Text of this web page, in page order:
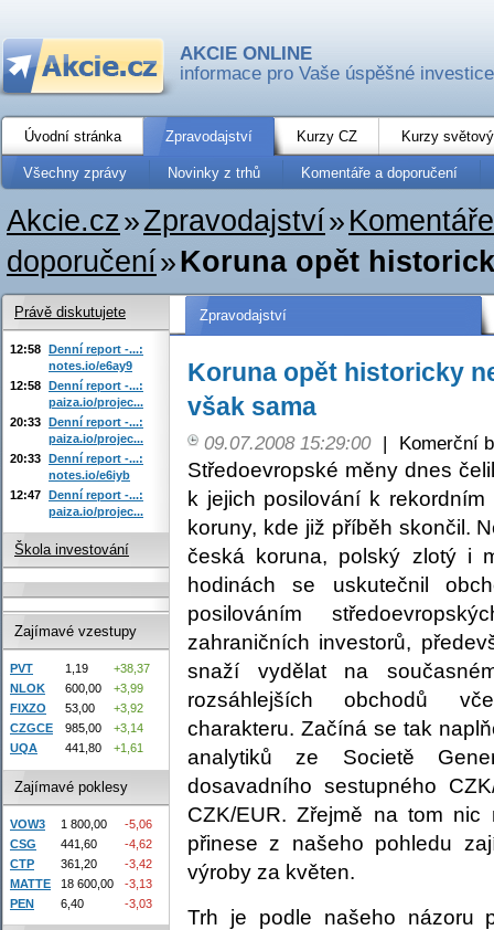
AKCIE ONLINE
informace pro Vaše úspěšné investice
Úvodní stránka Zpravodajství Kurzy CZ Kurzy
Všechny zprávy Novinky z trhů Komentáře a doporučení
Akcie.cz»Zpravodajství»
doporučení»Koruna opět
Zpravodajství
Koruna opět historicky
však sama
09.07.2008 15:29:00 | Komerční
Středoevropské měny dnes
k jejich posilování k
koruny, kde již příběh skončil.
česká koruna, polský zlotý i
hodinách se uskutečnil
posilováním
zahraničních investorů,
snaží vydělat na
rozsáhlejších obchodů
charakteru. Začíná se tak
analytiků ze Societě
dosavadního sestupného
CZK/EUR. Zřejmě na tom
přinese z našeho pohledu
výroby za květen.
Trh je podle našeho názoru
Právě diskutujete
12:58 Denní report -...:
notes.io/e6ay9
12:58 Denní report -...:
paiza.io/projec...
20:33 Denní report -...:
paiza.io/projec...
20:33 Denní report -...:
notes.io/e6iyb
12:47 Denní report -...:
paiza.io/projec...
Škola investování
Zajímavé vzestupy
PVT 1,19
+38,37
NLOK
600,00
+3,99
FIXZO
53,00
+3,92
CZGCE
985,00
+3,14
UQA
441,80 +1,61
Zajímavé poklesy
VOW3 1 800,00
-5,06
CSG
441,60
-4,62
CTP
361,20
-3,42
MATTE
18 600,00
-3,13
PEN
6,40 -3,03